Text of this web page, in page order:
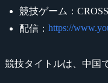
競技ゲーム：
配信： https://
競技タイトルは、中国